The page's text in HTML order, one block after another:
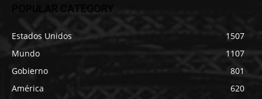
POPULAR CATEGORY
Estados Unidos
1507
Mundo
1107
Gobierno
801
América
620